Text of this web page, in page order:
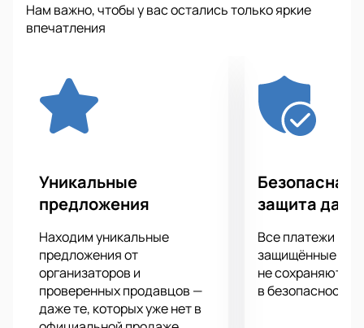
Нам важно, чтобы у вас остались только яркие
впечатления
Уникальные
предложения
Находим уникальные
предложения от
организаторов и
проверенных продавцов —
даже те, которых уже нет в
Безопасная
защита
Все платежи
защищённые
не сохраняются
в безопасности.